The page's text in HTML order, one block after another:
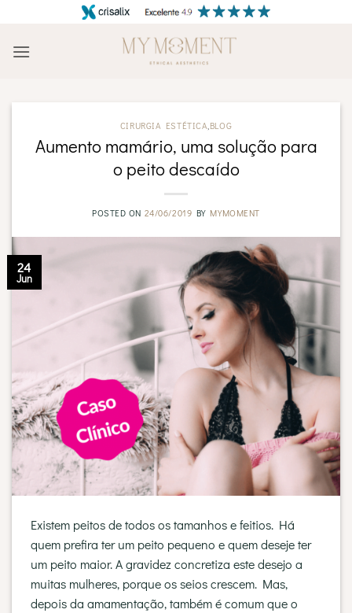
content
CIRURGIA ESTÉTICA,BLOG
Aumento mamário, uma solução para
o peito descaído
POSTED ON 24/06/2019 BY MYMOMENT
24
Jun
Existem peitos de todos os tamanhos e feitios. Há
quem prefira ter um peito pequeno e quem deseje ter
um peito maior. A gravidez concretiza este desejo a
muitas mulheres, porque os seios crescem. Mas,
depois da amamentação, também é comum que o